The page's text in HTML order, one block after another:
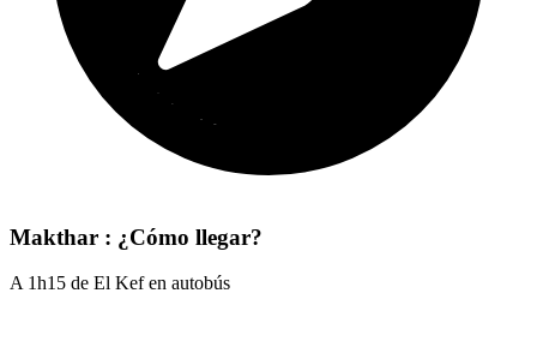
Makthar : ¿Cómo llegar?
A 1h15 de El Kef en autobús